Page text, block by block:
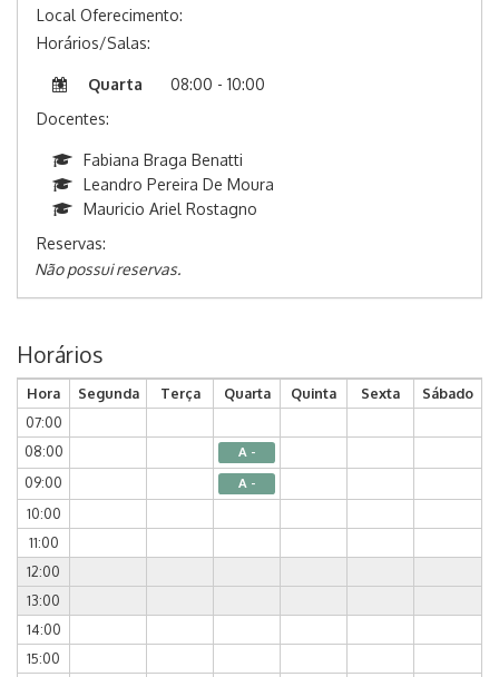
Local Oferecimento:
Horários/Salas:
Quarta
08:00 - 10:00
Docentes:
Fabiana Braga Benatti
Leandro Pereira De Moura
Mauricio Ariel Rostagno
Reservas:
Não possui reservas.
Horários
Hora Segunda Terça Quarta Quinta Sexta
Sábado
07:00
08:00
A -
09:00 A -
10:00
11:00
12:00
13:00
14:00
15:00